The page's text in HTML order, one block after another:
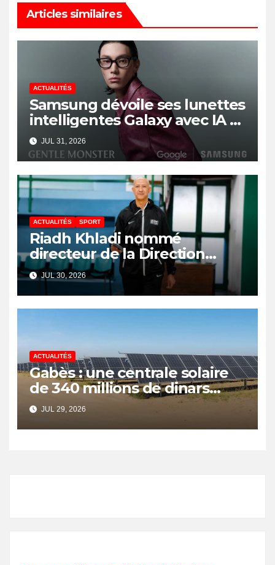
Articles similaires
ACTUALITÉS
Samsung dévoile ses lunettes
intelligentes Galaxy avec IA et
Gemini
JUL 31, 2026
ACTUALITÉS SPORT
Riadh Khladi nommé
directeur de la Direction
Nationale de l’Arbitrage
JUL 30, 2026
ACTUALITÉS
Gabès : une centrale solaire
de 340 millions de dinars
pour renforcer la transition
énergétique et créer 400
emplois
JUL 29, 2026